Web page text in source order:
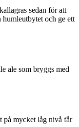
sedan för att
och ge ett
ale som bryggs med
på mycket låg nivå får